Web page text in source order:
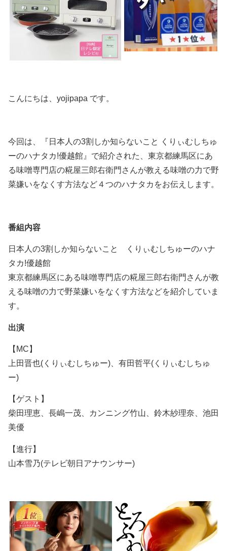
こんにちは、yojipapa です。
今回は、『日本人の3割しか知らないこと くりぃむしちゅ
ーのハナタカ!優越館』で紹介された、東京都練馬区にあ
る味噌専門店の糀屋三郎右衛門さんが教える味噌の力で野
菜嫌いをなくす方法など４つのハナタカをお伝えします。
番組内容
日本人の3割しか知らないこと くりぃむしちゅーのハナ
タカ!優越館
東京都練馬区にある味噌専門店の糀屋三郎右衛門さんが教
える味噌の力で野菜嫌いをなくす方法などを紹介していま
す。
出演
【MC】
上田晋也(くりぃむしちゅー)、有田哲平(くりぃむしちゅ
ー)
【ゲスト】
柴田理恵、長嶋一茂、カンニング竹山、鈴木紗理奈、池田
美優
【進行】
山本雪乃(テレビ朝日アナウンサー)